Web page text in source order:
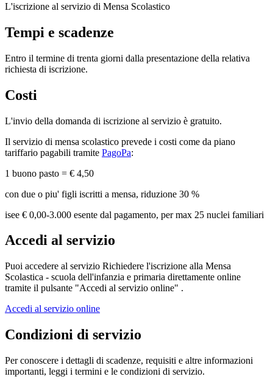
L'iscrizione al servizio di Mensa Scolastico
Tempi e scadenze
Entro il termine di trenta giorni dalla presentazione della relativa
richiesta di iscrizione.
Costi
L'invio della domanda di iscrizione al servizio è gratuito.
Il servizio di mensa scolastico prevede i costi come da piano
tariffario pagabili tramite PagoPa:
1 buono pasto = € 4,50
con due o piu' figli iscritti a mensa, riduzione 30 %
isee € 0,00-3.000 esente dal pagamento, per max 25 nuclei familiari
Accedi al servizio
Puoi accedere al servizio Richiedere l'iscrizione alla Mensa
Scolastica - scuola dell'infanzia e primaria direttamente online
tramite il pulsante "Accedi al servizio online" .
Accedi al servizio online
Condizioni di servizio
Per conoscere i dettagli di scadenze, requisiti e altre informazioni
importanti, leggi i termini e le condizioni di servizio.